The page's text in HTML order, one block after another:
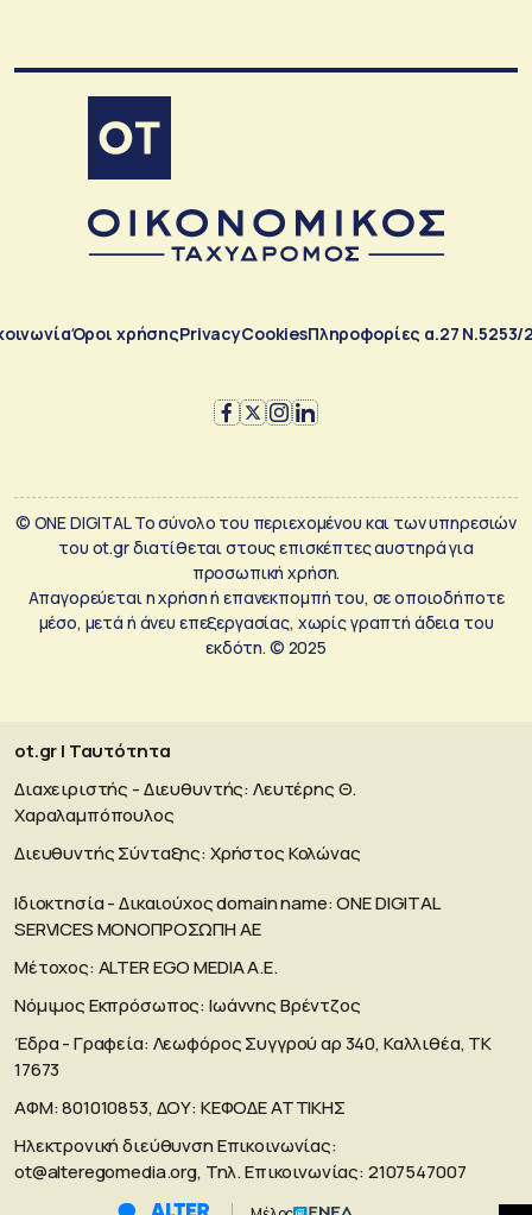
Όροι χρήσηςPrivacyCookiesΠληροφορίες α.27 Ν.5253/
© ONE DIGITAL Το σύνολο του περιεχομένου και των υπηρεσιών
του ot.gr διατίθεται στους επισκέπτες αυστηρά για
προσωπική χρήση.
Απαγορεύεται η χρήση ή επανεκπομπή του, σε οποιοδήποτε
μέσο, μετά ή άνευ επεξεργασίας, χωρίς γραπτή άδεια του
εκδότη. © 2025
ot.gr | Ταυτότητα
Διαχειριστής - Διευθυντής: Λευτέρης Θ.
Χαραλαμπόπουλος
Διευθυντής Σύνταξης: Χρήστος Κολώνας
Ιδιοκτησία - Δικαιούχος domain name: ΟΝΕ DIGITAL
SERVICES MONOΠΡΟΣΩΠΗ ΑΕ
Μέτοχος: ALTER EGO MEDIA A.E.
Νόμιμος Εκπρόσωπος: Ιωάννης Βρέντζος
Έδρα - Γραφεία: Λεωφόρος Συγγρού αρ 340, Καλλιθέα, ΤΚ
17673
ΑΦΜ: 801010853, ΔΟΥ: ΚΕΦΟΔΕ ΑΤΤΙΚΗΣ
Ηλεκτρονική διεύθυνση Επικοινωνίας:
ot@alteregomedia.org, Τηλ. Επικοινωνίας: 2107547007